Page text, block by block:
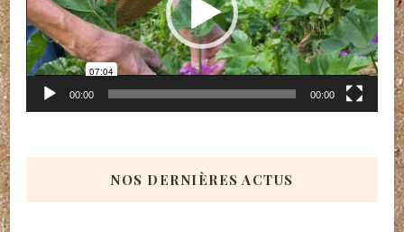
00:00 00:00
NOS DERNIÈRES ACTUS